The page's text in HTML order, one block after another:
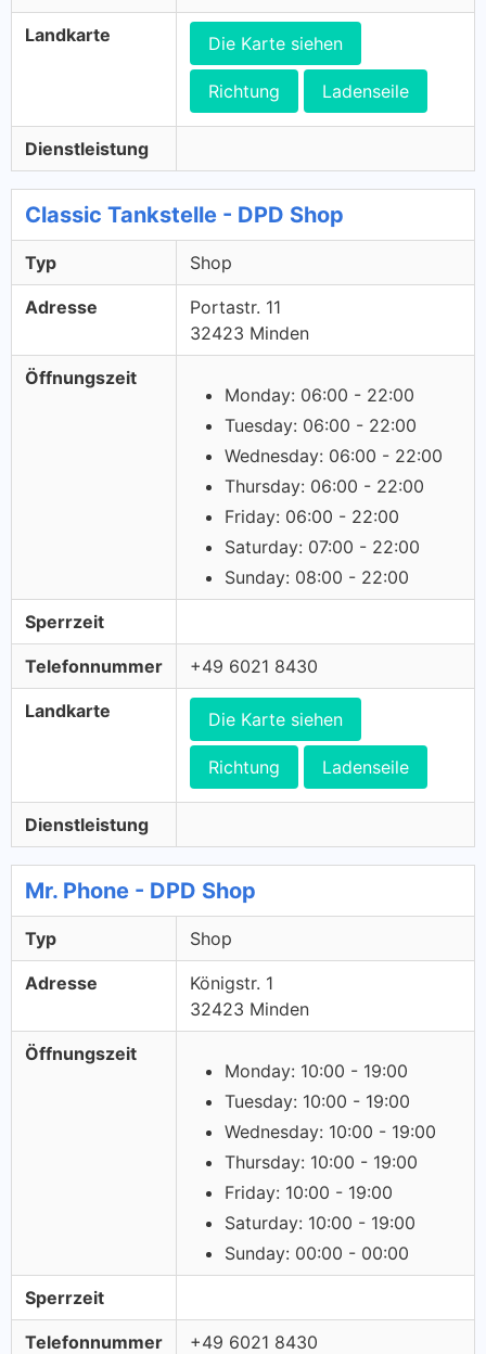
Landkarte Die Karte siehen
Richtung Ladenseile
Dienstleistung
Classic Tankstelle - DPD Shop
Typ Shop
Adresse
Portastr. 11
32423 Minden
Öffnungszeit
Monday: 06:00 - 22:00
Tuesday: 06:00 - 22:00
Wednesday: 06:00 - 22:00
Thursday: 06:00 - 22:00
Friday: 06:00 - 22:00
Saturday: 07:00 - 22:00
Sunday: 08:00 - 22:00
Sperrzeit
Telefonnummer +49 6021 8430
Landkarte Die Karte siehen
Richtung Ladenseile
Dienstleistung
Mr. Phone - DPD Shop
Typ Shop
Adresse
Königstr. 1
32423 Minden
Öffnungszeit
Monday: 10:00 - 19:00
Tuesday: 10:00 - 19:00
Wednesday: 10:00 - 19:00
Thursday: 10:00 - 19:00
Friday: 10:00 - 19:00
Saturday: 10:00 - 19:00
Sunday: 00:00 - 00:00
Sperrzeit
Telefonnummer +49 6021 8430